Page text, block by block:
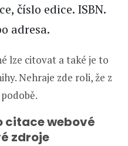
číslo edice. ISBN.
adresa.
lze citovat a také je to
Nehraje zde roli, že z
citace webové
zdroje